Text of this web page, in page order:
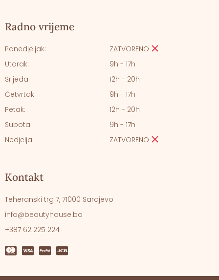
Radno vrijeme
Ponedjeljak:
Utorak:
Srijeda:
Četvrtak:
Petak:
Subota:
Nedjelja:
ZATVORENO
9h - 17h
12h - 20h
9h - 17h
12h - 20h
9h - 17h
ZATVORENO
Kontakt
Teheranski trg 7, 71000 Sarajevo
info@beautyhouse.ba
+387 62 225 224